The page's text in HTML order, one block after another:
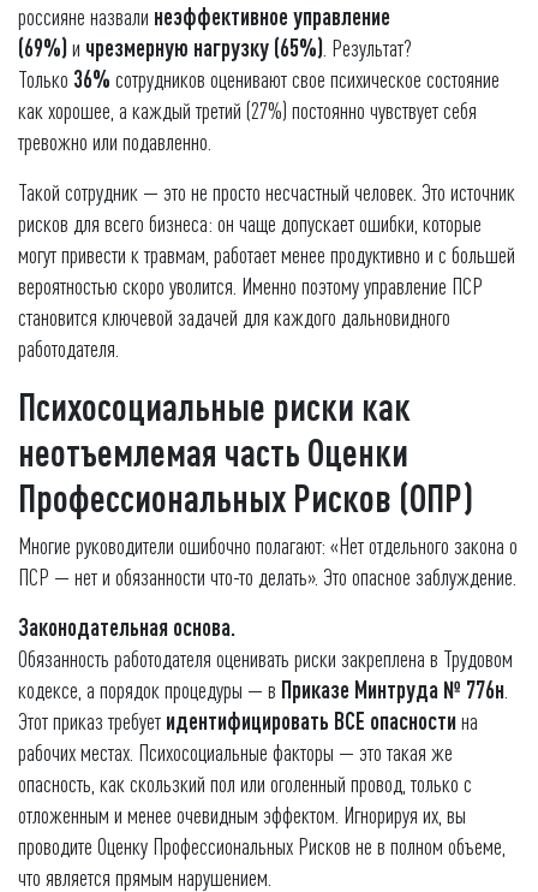
россияне назвали неэффективное управление
(69%)и чрезмерную нагрузку (65%) . Результат?
Только 36% сотрудников оценивают свое психическое состояние
как хорошее, а каждый третий (27%) постоянно чувствует себя
тревожно или подавленно.
Такой сотрудник — это не просто несчастный человек. Это источник
рисков для всего бизнеса: он чаще допускает ошибки, которые
могут привести к травмам, работает менее продуктивно и с большей
вероятностью скоро уволится. Именно поэтому управление ПСР
становится ключевой задачей для каждого дальновидного
работодателя.
Психосоциальные риски как
неотъемлемая часть Оценки
Профессиональных Рисков (ОПР)
Многие руководители ошибочно полагают: «Нет отдельного закона о
ПСР — нет и обязанности что-то делать». Это опасное заблуждение.
Законодательная основа.
Обязанность работодателя оценивать риски закреплена в Трудовом
кодексе, а порядок процедуры — в Приказе Минтруда № 776н
Этот приказ требует идентифицировать ВСЕ опасностина
рабочих местах. Психосоциальные факторы — это такая же
опасность, как скользкий пол или оголенный провод, только с
отложенным и менее очевидным эффектом. Игнорируя их, вы
проводите Оценку Профессиональных Рисков не в полном объеме,
что является прямым нарушением.